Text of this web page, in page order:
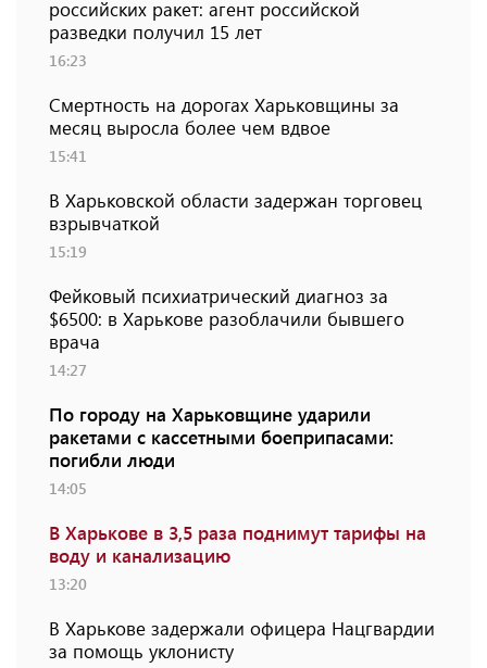
российских ракет: агент российской
разведки получил 15 лет
16:23
Смертность на дорогах Харьковщины за
месяц выросла более чем вдвое
15:41
В Харьковской области задержан торговец
взрывчаткой
15:19
Фейковый психиатрический диагноз за
$6500: в Харькове разоблачили бывшего
врача
14:27
По городу на Харьковщине ударили
ракетами с кассетными боеприпасами:
погибли люди
14:05
В Харькове в 3,5 раза поднимут тарифы на
воду и канализацию
13:20
В Харькове задержали офицера Нацгвардии
за помощь уклонисту